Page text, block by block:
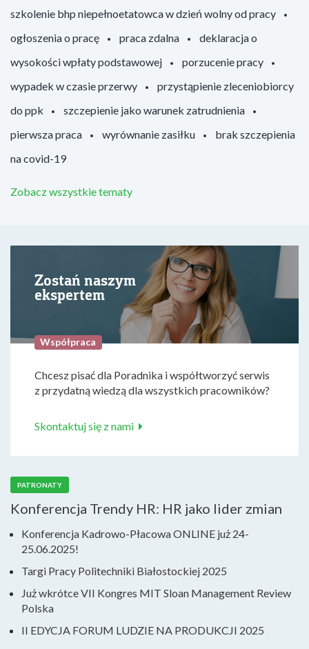
szkolenie bhp niepełnoetatowca w dzień wolny od pracy
ogłoszenia o pracę
praca zdalna
deklaracja o
wysokości wpłaty podstawowej
porzucenie pracy
wypadek w czasie przerwy
przystąpienie zleceniobiorcy
do ppk
szczepienie jako warunek zatrudnienia
pierwsza praca
wyrównanie zasiłku
brak szczepienia
na covid-19
Zobacz wszystkie tematy
Zostań naszym
ekspertem
Współpraca
Chcesz pisać dla Poradnika i współtworzyć serwis
z przydatną wiedzą dla wszystkich pracowników?
Skontaktuj się z nami
PATRONATY
Konferencja Trendy HR: HR jako lider zmian
Konferencja Kadrowo-Płacowa ONLINE już 24-
25.06.2025!
Targi Pracy Politechniki Białostockiej 2025
Już wkrótce VII Kongres MIT Sloan Management Review
Polska
II EDYCJA FORUM LUDZIE NA PRODUKCJI 2025